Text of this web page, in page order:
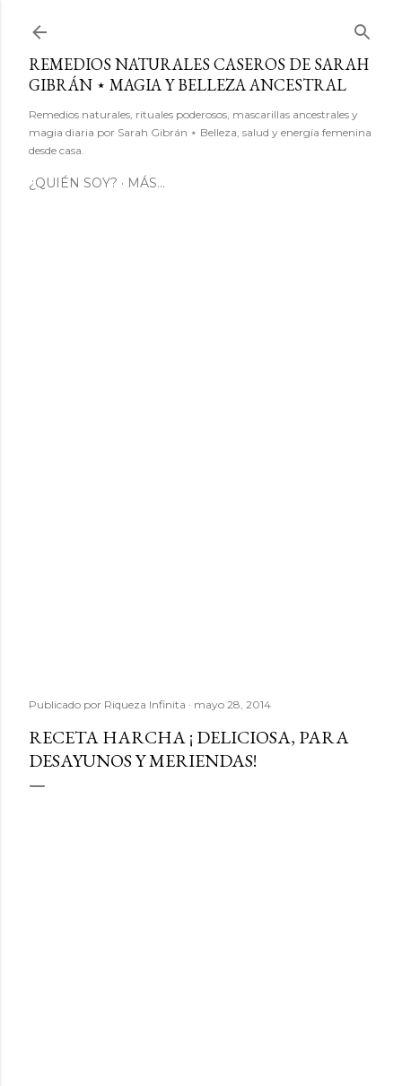
REMEDIOS NATURALES CASEROS DE SARAH
GIBRÁN ⋆ MAGIA Y BELLEZA ANCESTRAL
Remedios naturales, rituales poderosos, mascarillas ancestrales y
magia diaria por Sarah Gibrán ⋆ Belleza, salud y energía femenina
desde casa.
¿QUIÉN SOY? MÁS…
Publicado por Riqueza Infinita mayo 28, 2014
RECETA HARCHA ¡ DELICIOSA, PARA
DESAYUNOS Y MERIENDAS!